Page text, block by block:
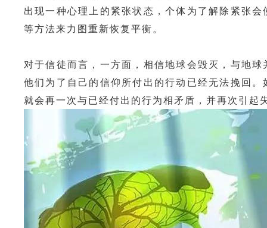
出现一种心理上的紧张状态，个体为了解除紧张
等方法来力图重新恢复平衡。
对于信徒而言，一方面，相信地球会毁灭，与地
他们为了自己的信仰所付出的行动已经无法挽回
就会再一次与已经付出的行为相矛盾，并再次引起